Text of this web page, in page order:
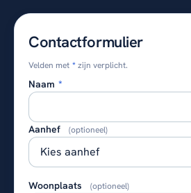
Contactformulier
Velden met *zijn verplicht.
Naam *
Aanhef (optioneel)
Woonplaats (optioneel)